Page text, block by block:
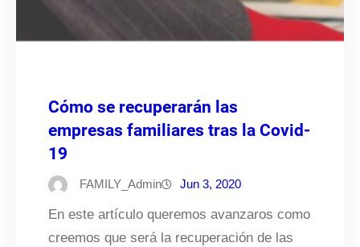
Cómo se recuperarán las
empresas familiares tras la Covid-
19
FAMILY_Admin Jun 3, 2020
En este artículo queremos avanzaros como
creemos que será la recuperación de las